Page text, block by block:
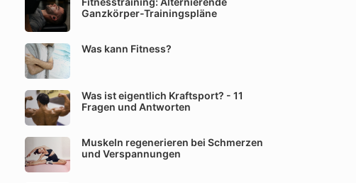
Ganzkörper-Trainingspläne
Was kann Fitness?
Was ist eigentlich Kraftsport? - 11
Fragen und Antworten
Muskeln regenerieren bei Schmerzen
und Verspannungen